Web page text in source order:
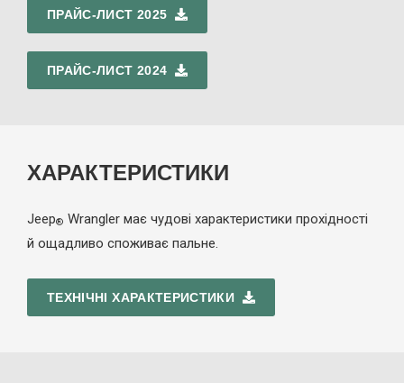
ПРАЙС-ЛИСТ 2025
ПРАЙС-ЛИСТ 2024
ХАРАКТЕРИСТИКИ
Jeep® Wrangler має чудові характеристики прохідності
й ощадливо споживає пальне.
ТЕХНІЧНІ ХАРАКТЕРИСТИКИ